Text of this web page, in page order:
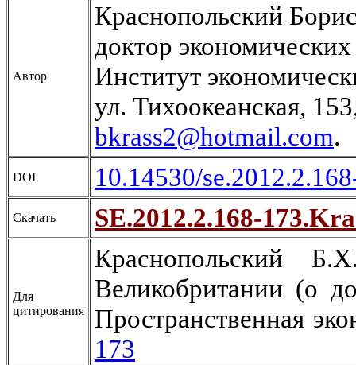
Автор
Краснопольский
доктор
Институт
ул. Тихоокеанская,
bkrass2@hotmail.com.
DOI 10.14530/
Скачать SE.2012.2.168-
Для
цитирования
Краснопольский
Великобритании (о
Пространственная
173